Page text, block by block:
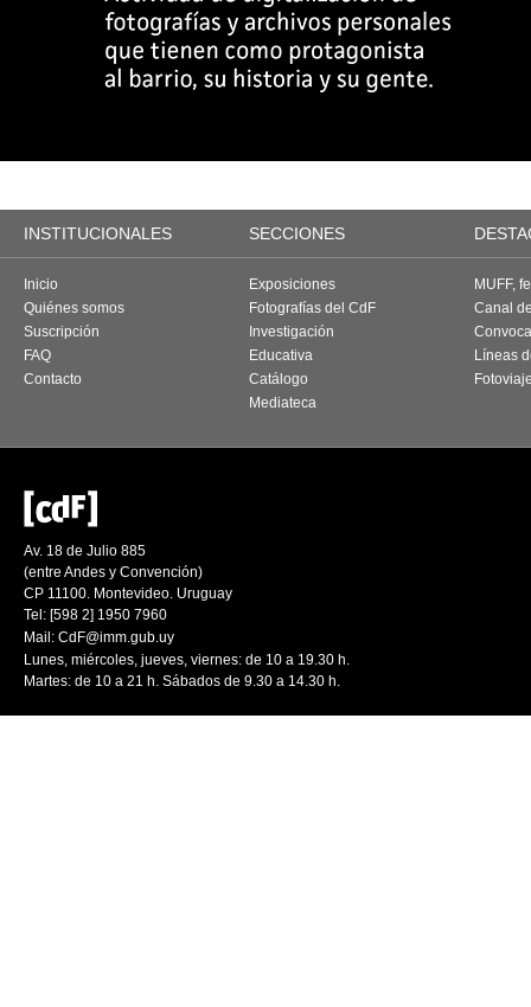
INSTITUCIONALES SECCIONES
Inicio
Quiénes somos
Suscripción
FAQ
Contacto
Exposiciones
Fotografías del CdF
Investigación
Educativa
Catálogo
Mediateca
MUFF,
Canal
Líneas
Av. 18 de Julio 885
(entre Andes y Convención)
CP 11100. Montevideo. Uruguay
Tel: [598 2] 1950 7960
Mail: CdF@imm.gub.uy
Lunes, miércoles, jueves, viernes: de 10 a 19.30 h.
Martes: de 10 a 21 h. Sábados de 9.30 a 14.30 h.